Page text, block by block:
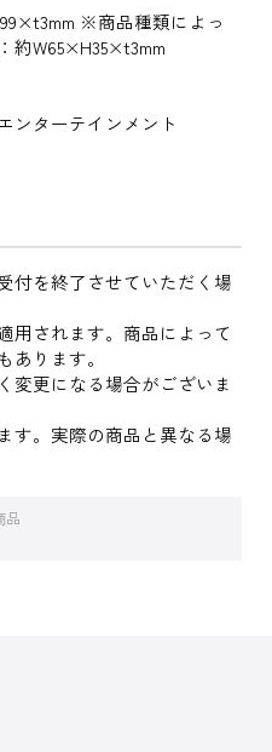
※商品種類によっ
約W65×H35×t3mm
ンターテインメント
付を終了させていただく場
用されます。商品によって
あります。
変更になる場合がございま
す。実際の商品と異なる場
品